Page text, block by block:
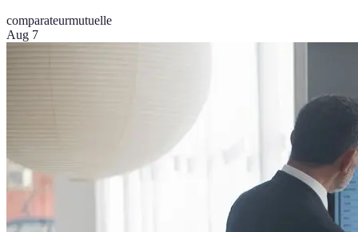
comparateurmutuelle
Aug 7